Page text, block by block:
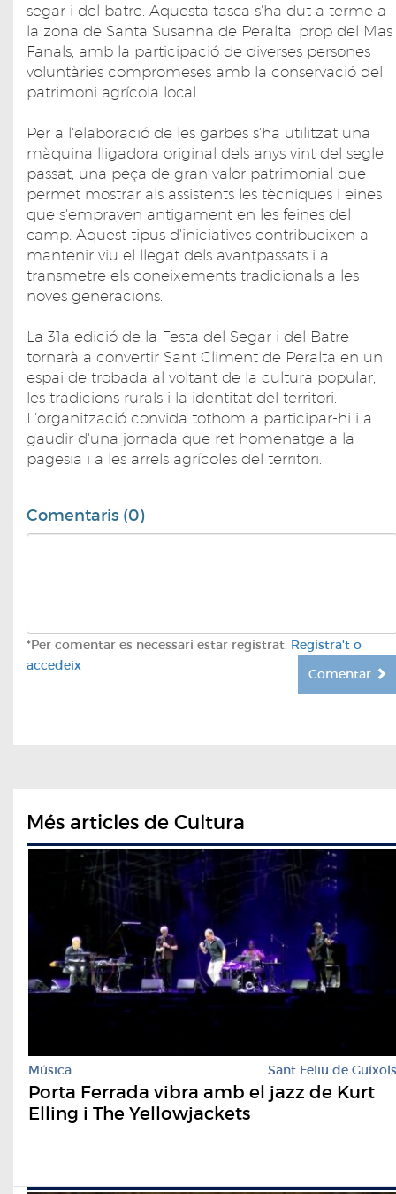
segar i del batre. Aquesta tasca s'ha dut a terme a
la zona de Santa Susanna de Peralta, prop del Mas
Fanals, amb la participació de diverses persones
voluntàries compromeses amb la conservació del
patrimoni agrícola local.
Per a l'elaboració de les garbes s'ha utilitzat una
màquina lligadora original dels anys vint del segle
passat, una peça de gran valor patrimonial que
permet mostrar als assistents les tècniques i eines
que s'empraven antigament en les feines del
camp. Aquest tipus d'iniciatives contribueixen a
mantenir viu el llegat dels avantpassats i a
transmetre els coneixements tradicionals a les
noves generacions.
La 31a edició de la Festa del Segar i del Batre
tornarà a convertir Sant Climent de Peralta en un
espai de trobada al voltant de la cultura popular,
les tradicions rurals i la identitat del territori.
L'organització convida tothom a participar-hi i a
gaudir d'una jornada que ret homenatge a la
pagesia i a les arrels agrícoles del territori.
Comentaris (0)
*Per comentar es necessari estar registrat. Registra't o
accedeix
Comentar
Més articles de Cultura
Música Sant Feliu de Guíxols
Porta Ferrada vibra amb el jazz de Kurt
Elling i The Yellowjackets